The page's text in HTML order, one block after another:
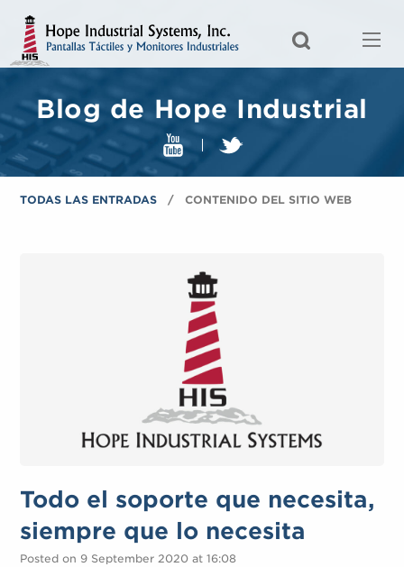
Blog de Hope Industrial
TODAS LAS ENTRADAS CONTENIDO DEL SITIO WEB
Todo el soporte que necesita,
siempre que lo necesita
Posted on 9 September 2020 at 16:08